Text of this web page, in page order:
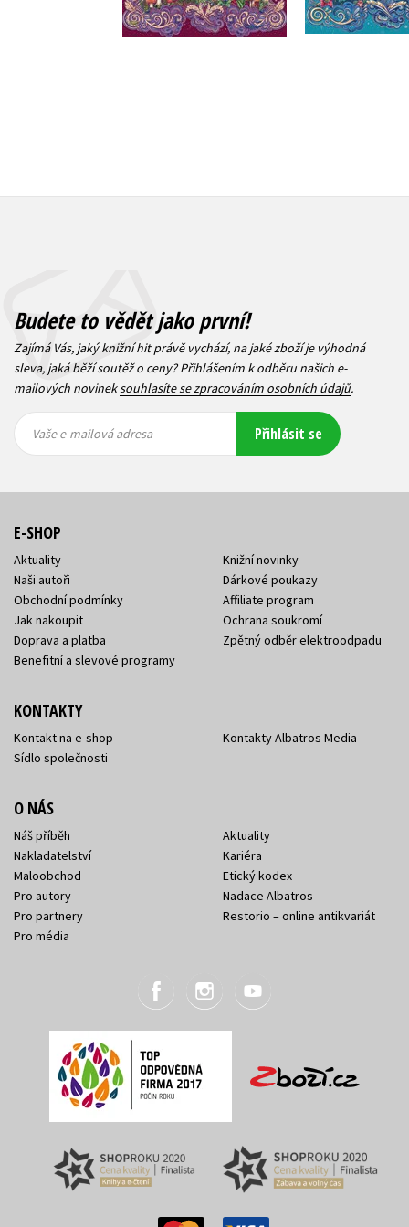
499 Kč
399 Kč 399 Kč
Budete to vědět jako první!
Zajímá Vás, jaký knižní hit právě vychází, na jaké zboží je výhodná
sleva, jaká běží soutěž o ceny? Přihlášením k odběru našich e-
mailových novineksouhlasíte se zpracováním osobních údajů.
mailová
mailová
Vaše e-mailová adresa Přihlásit se
E-SHOP
Aktuality
Naši autoři
Obchodní podmínky
Jak nakoupit
Doprava a platba
Benefitní a slevové programy
Knižní novinky
Dárkové poukazy
Affiliate program
Ochrana soukromí
Zpětný odběr elektroodpadu
KONTAKTY
Kontakt na e-shop
Sídlo společnosti
Kontakty Albatros Media
O NÁS
Náš příběh
Nakladatelství
Maloobchod
Pro autory
Pro partnery
Pro média
Aktuality
Kariéra
Etický kodex
Nadace Albatros
Restorio – online antikvariát